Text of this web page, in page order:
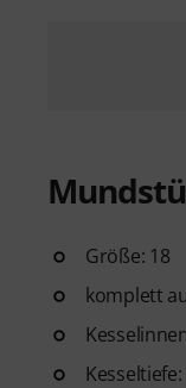
Größe: 18
komplett